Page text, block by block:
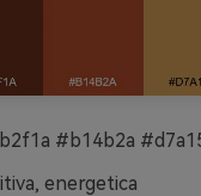
#b14b2a
energetica